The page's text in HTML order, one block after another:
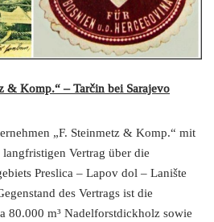
& Komp.“ – Tarčin bei Sarajevo
„F. Steinmetz & Komp.“ mit
Vertrag über die
Preslica – Lapov dol – Lanište
des Vertrags ist die
80.000 m³ Nadelforstdickholz sowie